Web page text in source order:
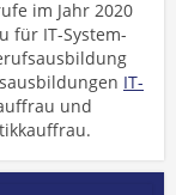
im Jahr 2020
für IT-System-
IT-
und